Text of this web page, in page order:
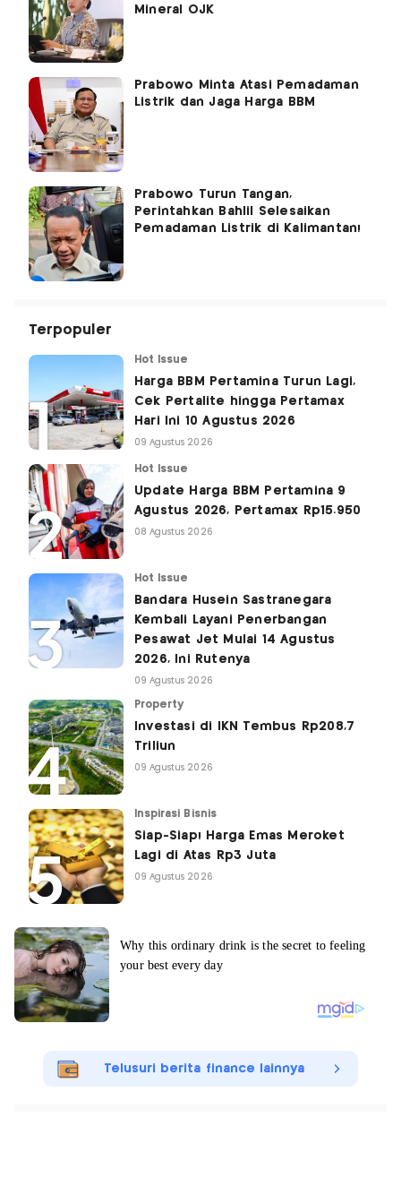
Mineral OJK
Prabowo Minta Atasi Pemadaman
Listrik dan Jaga Harga BBM
Prabowo Turun Tangan,
Perintahkan Bahlil Selesaikan
Pemadaman Listrik di Kalimantan!
Terpopuler
Hot Issue
Harga BBM Pertamina Turun Lagi,
Cek Pertalite hingga Pertamax
Hari Ini 10 Agustus 2026
09 Agustus 2026
Hot Issue
Update Harga BBM Pertamina 9
Agustus 2026, Pertamax Rp15.950
08 Agustus 2026
Hot Issue
Bandara Husein Sastranegara
Kembali Layani Penerbangan
Pesawat Jet Mulai 14 Agustus
2026, Ini Rutenya
09 Agustus 2026
Property
Investasi di IKN Tembus Rp208,7
Triliun
09 Agustus 2026
Inspirasi Bisnis
Siap-Siap! Harga Emas Meroket
Lagi di Atas Rp3 Juta
09 Agustus 2026
Telusuri berita finance lainnya